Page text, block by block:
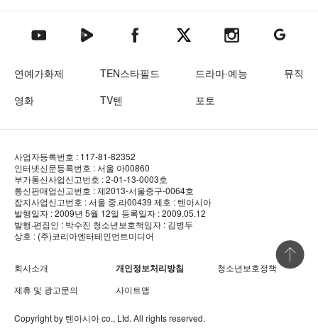
텐아시아 유튜브텐아시아 네이버TV텐아시아 페이스북텐아시아 엑스텐아시아 인스타그램
텐아시아
연예가화제 TEN스타필드 드라마·예능
뮤직
영화
TV텐 포토
사업자등록번호 : 117-81-82352
인터넷신문등록번호 : 서울 아00860
부가통신사업신고번호 : 2-01-13-0003호
통신판매업신고번호 : 제2013-서울중구-0064호
잡지사업신고번호 : 서울 중.라00439 제호 : 텐아시아
발행일자 : 2009년 5월 12일 등록일자 : 2009.05.12
발행·편집인 : 박수진 청소년보호책임자 : 김병두
상호 : (주)코리아엔터테인먼트미디어
회사소개 개인정보처리방침
청소년보호정책
제휴 및 광고문의
사이트맵
Copyright by 텐아시아co., Ltd. All rights reserved.
상단 바로